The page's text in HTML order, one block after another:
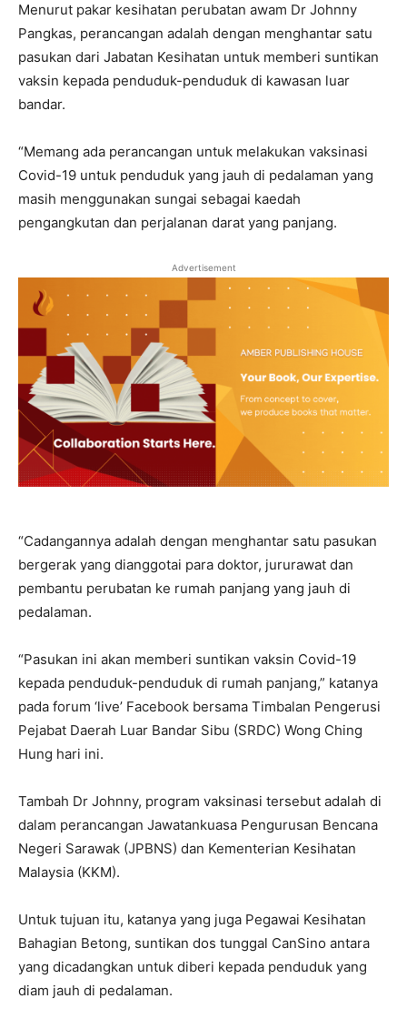
Menurut pakar kesihatan perubatan awam Dr Johnny
Pangkas, perancangan adalah dengan menghantar satu
pasukan dari Jabatan Kesihatan untuk memberi suntikan
vaksin kepada penduduk-penduduk di kawasan luar
bandar.
“Memang ada perancangan untuk melakukan vaksinasi
Covid-19 untuk penduduk yang jauh di pedalaman yang
masih menggunakan sungai sebagai kaedah
pengangkutan dan perjalanan darat yang panjang.
Advertisement
“Cadangannya adalah dengan menghantar satu pasukan
bergerak yang dianggotai para doktor, jururawat dan
pembantu perubatan ke rumah panjang yang jauh di
pedalaman.
“Pasukan ini akan memberi suntikan vaksin Covid-19
kepada penduduk-penduduk di rumah panjang,” katanya
pada forum ‘live’ Facebook bersama Timbalan Pengerusi
Pejabat Daerah Luar Bandar Sibu (SRDC) Wong Ching
Hung hari ini.
Tambah Dr Johnny, program vaksinasi tersebut adalah di
dalam perancangan Jawatankuasa Pengurusan Bencana
Negeri Sarawak (JPBNS) dan Kementerian Kesihatan
Malaysia (KKM).
Untuk tujuan itu, katanya yang juga Pegawai Kesihatan
Bahagian Betong, suntikan dos tunggal CanSino antara
yang dicadangkan untuk diberi kepada penduduk yang
diam jauh di pedalaman.